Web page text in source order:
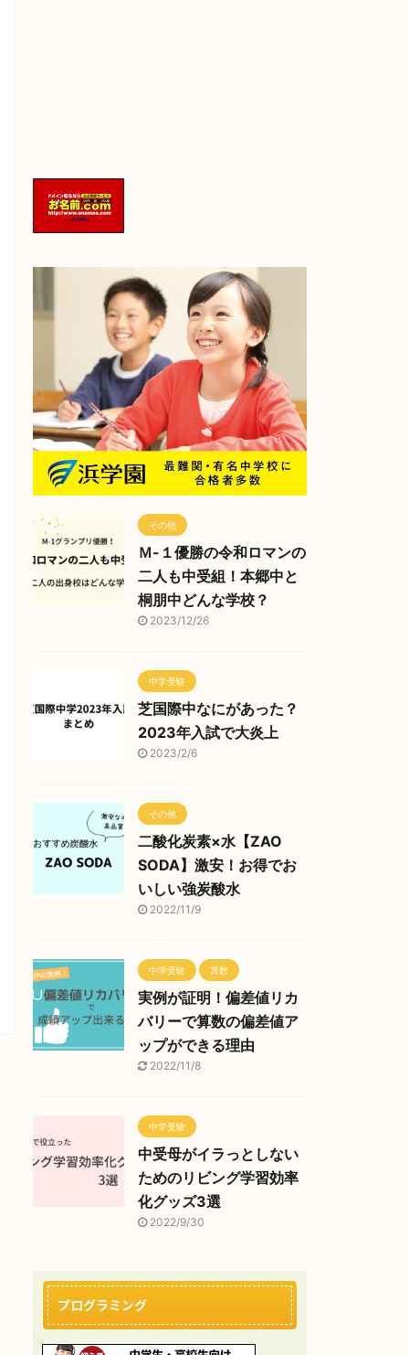
その他
Ｍ-１優勝の令和ロマンの
二人も中受組！本郷中と
桐朋中どんな学校？
2023/12/26
中学受験
芝国際中なにがあった？
2023年入試で大炎上
2023/2/6
その他
二酸化炭素×水【ZAO
SODA】激安！お得でお
いしい強炭酸水
2022/11/9
中学受験 算数
実例が証明！偏差値リカ
バリーで算数の偏差値ア
ップができる理由
2022/11/8
中学受験
中受母がイラっとしない
ためのリビング学習効率
化グッズ3選
2022/9/30
プログラミング